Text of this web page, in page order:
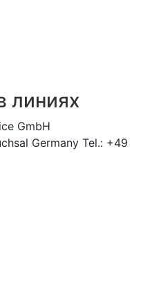
линиях
GmbH
Germany Tel.: +49